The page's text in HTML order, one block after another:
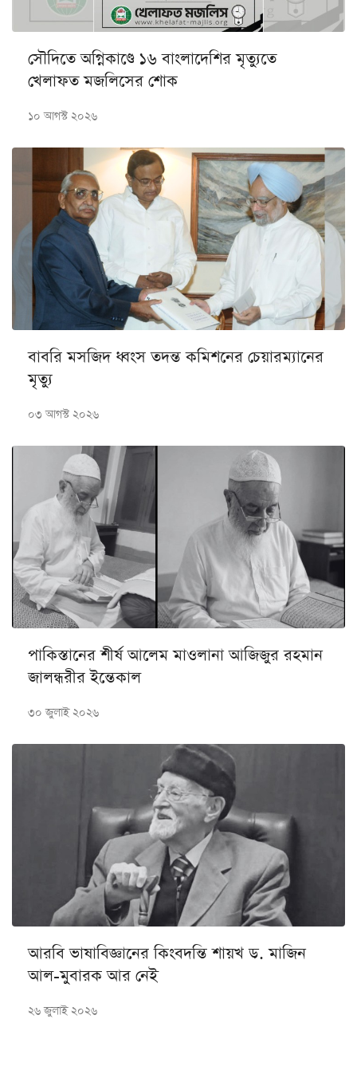
সৌদিতে অগ্নিকাণ্ডে ১৬ বাংলাদেশির মৃত্যুতে
খেলাফত মজলিসের শোক
১০ আগস্ট ২০২৬
বাবরি মসজিদ ধ্বংস তদন্ত কমিশনের চেয়ারম্যানের
মৃত্যু
০৩ আগস্ট ২০২৬
পাকিস্তানের শীর্ষ আলেম মাওলানা আজিজুর রহমান
জালন্ধরীর ইন্তেকাল
৩০ জুলাই ২০২৬
আরবি ভাষাবিজ্ঞানের কিংবদন্তি শায়খ ড. মাজিন
আল-মুবারক আর নেই
২৬ জুলাই ২০২৬